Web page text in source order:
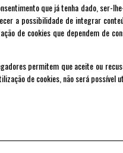
que já tenha dado, ser-
a possibilidade de integrar
de cookies que dependem de
permitem que aceite ou
de cookies, não será